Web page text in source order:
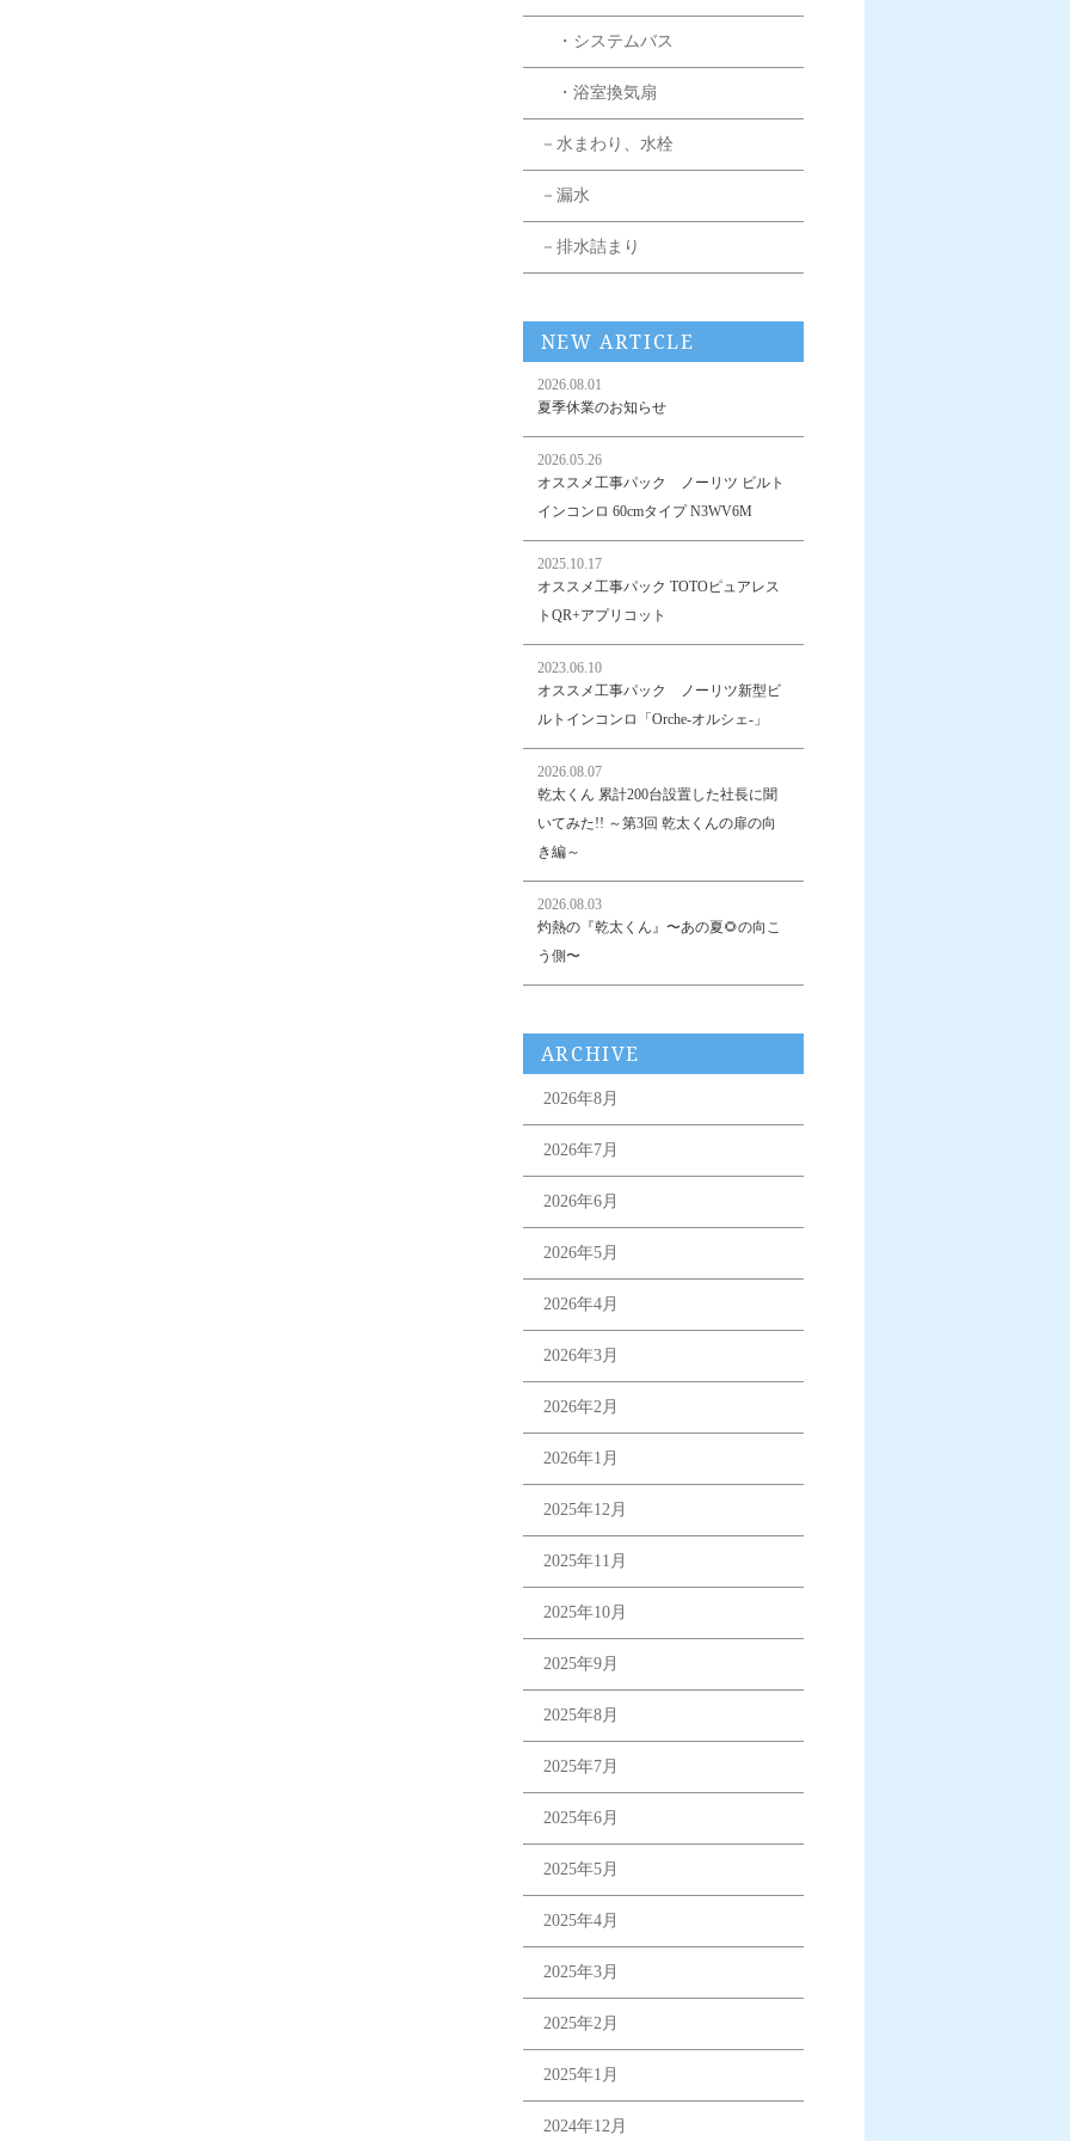
・システムバス
・浴室換気扇
－水まわり、水栓
－漏水
－排水詰まり
NEW ARTICLE
2026.08.01
夏季休業のお知らせ
2026.05.26
オススメ工事パック ノーリツ ビルト
インコンロ 60cmタイプ N3WV6M
2025.10.17
オススメ工事パック TOTOピュアレス
トQR+アプリコット
2023.06.10
オススメ工事パック ノーリツ新型ビ
ルトインコンロ「Orche-オルシェ-」
2026.08.07
乾太くん 累計200台設置した社長に聞
いてみた!! ～第3回 乾太くんの扉の向
き編～
2026.08.03
灼熱の『乾太くん』〜あの夏🌻の向こ
う側〜
ARCHIVE
2026年8月
2026年7月
2026年6月
2026年5月
2026年4月
2026年3月
2026年2月
2026年1月
2025年12月
2025年11月
2025年10月
2025年9月
2025年8月
2025年7月
2025年6月
2025年5月
2025年4月
2025年3月
2025年2月
2025年1月
2024年12月